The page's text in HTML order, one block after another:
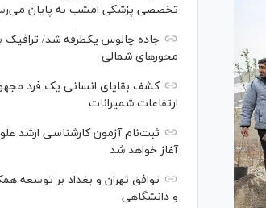
تخصصی پزشکی امشب به پایان
جاده چالوس یکطرفه شد/ ترافیک
محورهای شمالی
کشف بقایای انسانی یک فرد
ارتفاعات شمیرانات
ثبت‌نام آزمون کارشناسی ارشد
آغاز خواهد شد
توافق تهران و بغداد بر توسعه
و دانشگاهی